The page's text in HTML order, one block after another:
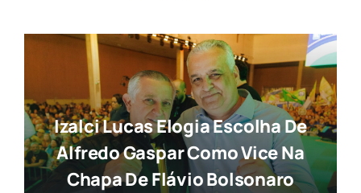
Izalci Lucas Elogia Escolha De
Alfredo Gaspar Como Vice Na
Chapa De Flávio Bolsonaro